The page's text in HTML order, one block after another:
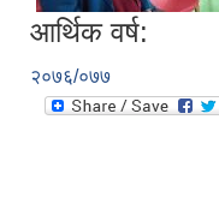
आर्थिक वर्ष:
२०७६/०७७